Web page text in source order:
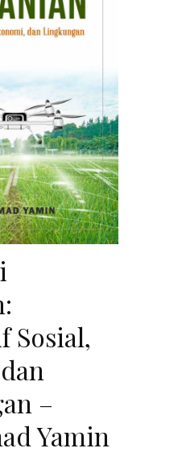
Sosial,
–
Yamin